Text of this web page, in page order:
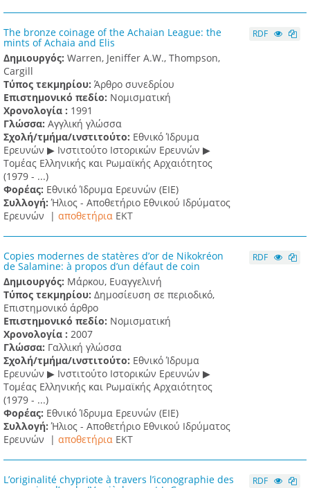
The bronze coinage of the Achaian League: the
mints of Achaia and Elis
Δημιουργός: Warren, Jeniffer A.W., Thompson,
Cargill
Τύπος τεκμηρίου: Άρθρο συνεδρίου
Επιστημονικό πεδίο: Νομισματική
Χρονολογία : 1991
Γλώσσα: Αγγλική γλώσσα
Σχολή/τμήμα/ινστιτούτο: Εθνικό Ίδρυμα
Ερευνών ▶ Ινστιτούτο Ιστορικών Ερευνών ▶
Τομέας Ελληνικής και Ρωμαϊκής Αρχαιότητος
(1979 - ...)
Φορέας: Εθνικό Ίδρυμα Ερευνών (ΕΙΕ)
Συλλογή:Ήλιος - Αποθετήριο Εθνικού Ιδρύματος
Ερευνών | αποθετήρια EKT
RDF
Copies modernes de statères d’or de Nikokréon
de Salamine: à propos d’un défaut de coin
Δημιουργός: Μάρκου, Ευαγγελινή
Τύπος τεκμηρίου: Δημοσίευση σε περιοδικό,
Επιστημονικό άρθρο
Επιστημονικό πεδίο: Νομισματική
Χρονολογία : 2007
Γλώσσα: Γαλλική γλώσσα
Σχολή/τμήμα/ινστιτούτο: Εθνικό Ίδρυμα
Ερευνών ▶ Ινστιτούτο Ιστορικών Ερευνών ▶
Τομέας Ελληνικής και Ρωμαϊκής Αρχαιότητος
(1979 - ...)
Φορέας: Εθνικό Ίδρυμα Ερευνών (ΕΙΕ)
Συλλογή:Ήλιος - Αποθετήριο Εθνικού Ιδρύματος
Ερευνών | αποθετήρια EKT
RDF
L’originalité chypriote à travers l’iconographie des RDF